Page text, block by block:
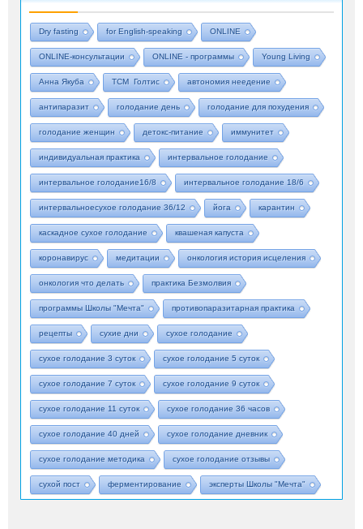
Dry fasting for English-speaking ONLINE
ONLINE-консультации ONLINE - программы Young Living
Анна Якуба ТСМ Голтис автономия неедение
антипаразит голодание день голодание для похудения
голодание женщин детокс-питание иммунитет
индивидуальная практика интервальное голодание
интервальное голодание16/8 интервальное голодание 18/6
интервальноесухое голодание 36/12 йога карантин
каскадное сухое голодание квашеная капуста
коронавирус медитации онкология история исцеления
онкология что делать практика Безмолвия
программы Школы "Мечта" противопаразитарная практика
рецепты сухие дни сухое голодание
сухое голодание 3 суток сухое голодание 5 суток
сухое голодание 7 суток сухое голодание 9 суток
сухое голодание 11 суток сухое голодание 36 часов
сухое голодание 40 дней сухое голодание дневник
сухое голодание методика сухое голодание отзывы
сухой пост ферментирование эксперты Школы "Мечта"